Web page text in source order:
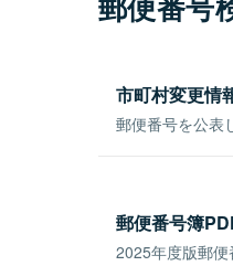
市町村変更情
郵便番号を公表
郵便番号簿
2025年度版郵便